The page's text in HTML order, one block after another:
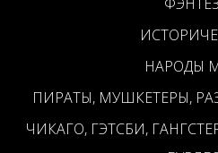
НАРОДЫ
ПИРАТЫ, МУШКЕТЕРЫ,
ЧИКАГО, ГЭТСБИ,